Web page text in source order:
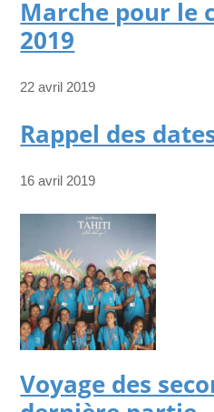
Marche pour le
2019
22 avril 2019
Rappel des
16 avril 2019
Voyage des